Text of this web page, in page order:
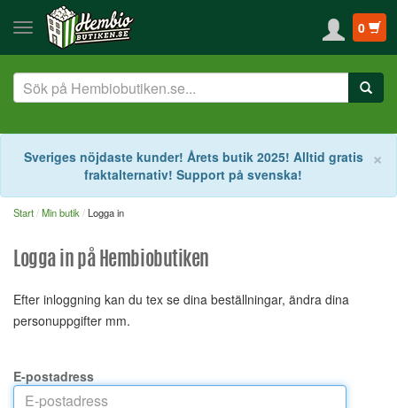
0
×
Sveriges nöjdaste kunder! Årets butik 2025! Alltid gratis
fraktalternativ! Support på svenska!
Start Min butik Logga in
Logga in på Hembiobutiken
Efter inloggning kan du tex se dina beställningar, ändra dina
personuppgifter mm.
E-postadress